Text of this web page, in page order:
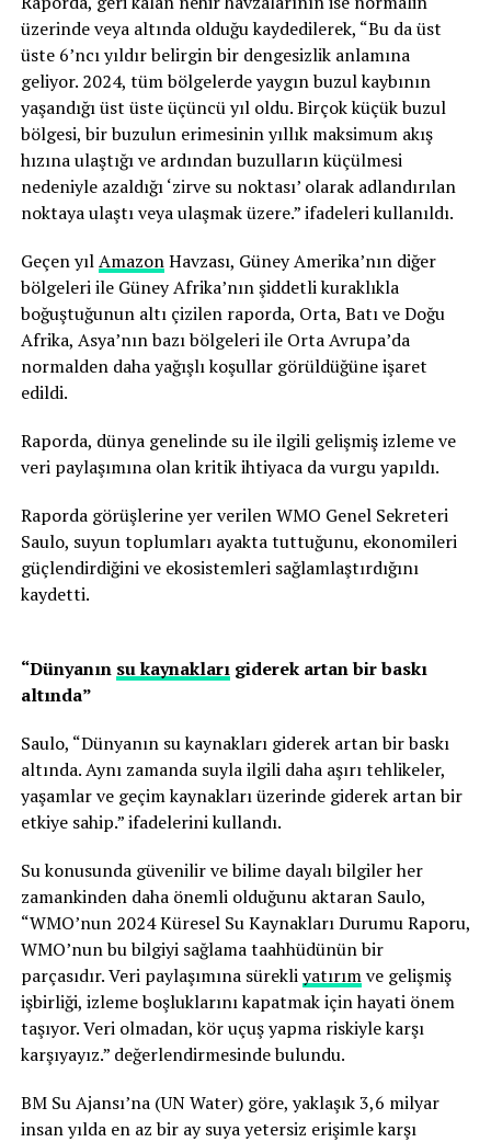
üzerinde veya altında olduğu kaydedilerek, “Bu da üst
üste 6’ncı yıldır belirgin bir dengesizlik anlamına
geliyor. 2024, tüm bölgelerde yaygın buzul kaybının
yaşandığı üst üste üçüncü yıl oldu. Birçok küçük buzul
bölgesi, bir buzulun erimesinin yıllık maksimum akış
hızına ulaştığı ve ardından buzulların küçülmesi
nedeniyle azaldığı ‘zirve su noktası’ olarak adlandırılan
noktaya ulaştı veya ulaşmak üzere.” ifadeleri kullanıldı.
Geçen yılAmazonHavzası, Güney Amerika’nın diğer
bölgeleri ile Güney Afrika’nın şiddetli kuraklıkla
boğuştuğunun altı çizilen raporda, Orta, Batı ve Doğu
Afrika, Asya’nın bazı bölgeleri ile Orta Avrupa’da
normalden daha yağışlı koşullar görüldüğüne işaret
edildi.
Raporda, dünya genelinde su ile ilgili gelişmiş izleme ve
veri paylaşımına olan kritik ihtiyaca da vurgu yapıldı.
Raporda görüşlerine yer verilen WMO Genel Sekreteri
Saulo, suyun toplumları ayakta tuttuğunu, ekonomileri
güçlendirdiğini ve ekosistemleri sağlamlaştırdığını
kaydetti.
“Dünyanın su kaynaklarıgiderek artan bir baskı
altında”
Saulo, “Dünyanın su kaynakları giderek artan bir baskı
altında. Aynı zamanda suyla ilgili daha aşırı tehlikeler,
yaşamlar ve geçim kaynakları üzerinde giderek artan bir
etkiye sahip.” ifadelerini kullandı.
Su konusunda güvenilir ve bilime dayalı bilgiler her
zamankinden daha önemli olduğunu aktaran Saulo,
“WMO’nun 2024 Küresel Su Kaynakları Durumu Raporu,
WMO’nun bu bilgiyi sağlama taahhüdünün bir
parçasıdır. Veri paylaşımına sürekliyatırımve gelişmiş
işbirliği, izleme boşluklarını kapatmak için hayati önem
taşıyor. Veri olmadan, kör uçuş yapma riskiyle karşı
karşıyayız.” değerlendirmesinde bulundu.
BM Su Ajansı’na (UN Water) göre, yaklaşık 3,6 milyar
insan yılda en az bir ay suya yetersiz erişimle karşı